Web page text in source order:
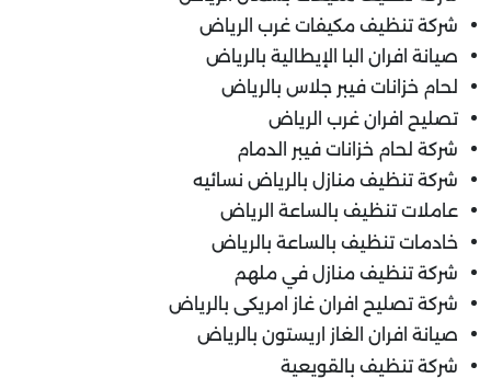
شركة تنظيف مكيفات غرب الرياض
صيانة افران البا الإيطالية بالرياض
لحام خزانات فيبر جلاس بالرياض
تصليح افران غرب الرياض
شركة لحام خزانات فيبر الدمام
شركة تنظيف منازل بالرياض نسائيه
عاملات تنظيف بالساعة الرياض
خادمات تنظيف بالساعة بالرياض
شركة تنظيف منازل في ملهم
شركة تصليح افران غاز امريكى بالرياض
صيانة افران الغاز اريستون بالرياض
شركة تنظيف بالقويعية